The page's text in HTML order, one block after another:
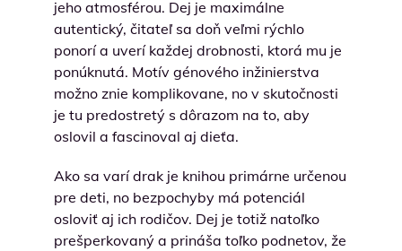
jeho atmosférou. Dej je maximálne
autentický, čitateľ sa doň veľmi rýchlo
ponorí a uverí každej drobnosti, ktorá mu je
ponúknutá. Motív génového inžinierstva
možno znie komplikovane, no v skutočnosti
je tu predostretý s dôrazom na to, aby
oslovil a fascinoval aj dieťa.
Ako sa varí drak je knihou primárne určenou
pre deti, no bezpochyby má potenciál
osloviť aj ich rodičov. Dej je totiž natoľko
prešperkovaný a prináša toľko podnetov, že